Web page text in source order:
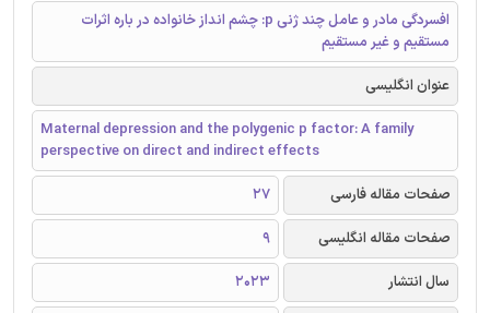
افسردگی مادر و عامل چند ژنی p: چشم انداز خانواده در باره اثرات
مستقیم و غیر مستقیم
عنوان انگلیسی
Maternal depression and the polygenic p factor: A family
perspective on direct and indirect effects
صفحات مقاله فارسی
27
صفحات مقاله انگلیسی
9
سال انتشار
2023